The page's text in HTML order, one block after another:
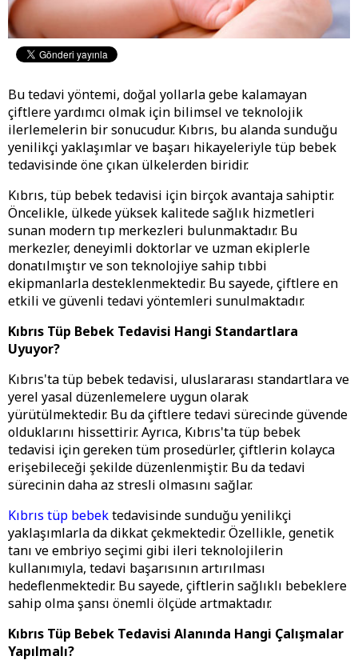
Bu tedavi yöntemi, doğal yollarla gebe kalamayan
çiftlere yardımcı olmak için bilimsel ve teknolojik
ilerlemelerin bir sonucudur. Kıbrıs, bu alanda sunduğu
yenilikçi yaklaşımlar ve başarı hikayeleriyle tüp bebek
tedavisinde öne çıkan ülkelerden biridir.
Kıbrıs, tüp bebek tedavisi için birçok avantaja sahiptir.
Öncelikle, ülkede yüksek kalitede sağlık hizmetleri
sunan modern tıp merkezleri bulunmaktadır. Bu
merkezler, deneyimli doktorlar ve uzman ekiplerle
donatılmıştır ve son teknolojiye sahip tıbbi
ekipmanlarla desteklenmektedir. Bu sayede, çiftlere en
etkili ve güvenli tedavi yöntemleri sunulmaktadır.
Kıbrıs Tüp Bebek Tedavisi Hangi Standartlara
Uyuyor?
Kıbrıs'ta tüp bebek tedavisi, uluslararası standartlara ve
yerel yasal düzenlemelere uygun olarak
yürütülmektedir. Bu da çiftlere tedavi sürecinde güvende
olduklarını hissettirir. Ayrıca, Kıbrıs'ta tüp bebek
tedavisi için gereken tüm prosedürler, çiftlerin kolayca
erişebileceği şekilde düzenlenmiştir. Bu da tedavi
sürecinin daha az stresli olmasını sağlar.
Kıbrıs tüp bebektedavisinde sunduğu yenilikçi
yaklaşımlarla da dikkat çekmektedir. Özellikle, genetik
tanı ve embriyo seçimi gibi ileri teknolojilerin
kullanımıyla, tedavi başarısının artırılması
hedeflenmektedir. Bu sayede, çiftlerin sağlıklı bebeklere
sahip olma şansı önemli ölçüde artmaktadır.
Kıbrıs Tüp Bebek Tedavisi Alanında Hangi Çalışmalar
Yapılmalı?